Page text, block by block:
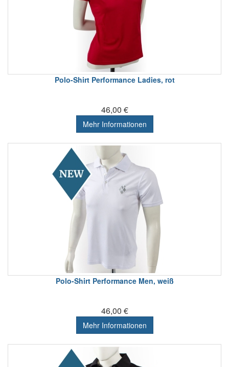
Polo-Shirt Performance Ladies, rot
46,00 €
Mehr Informationen
Polo-Shirt Performance Men, weiß
46,00 €
Mehr Informationen